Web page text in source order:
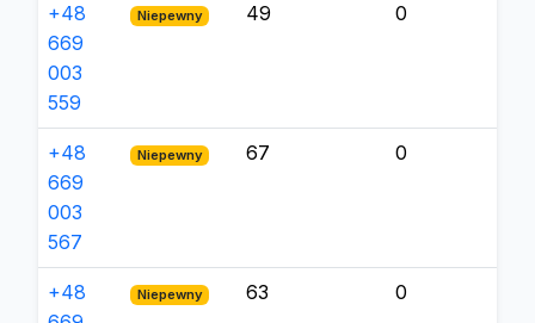
+48
669
003
559
Niepewny 49 0
+48
669
003
567
Niepewny 67 0
+48
Niepewny 63 0